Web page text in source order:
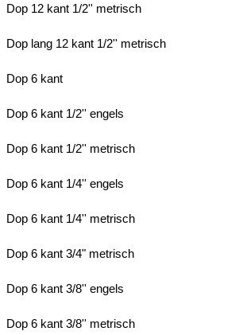
Dop 12 kant 1/2'' metrisch
Dop lang 12 kant 1/2'' metrisch
Dop 6 kant
Dop 6 kant 1/2'' engels
Dop 6 kant 1/2'' metrisch
Dop 6 kant 1/4'' engels
Dop 6 kant 1/4'' metrisch
Dop 6 kant 3/4" metrisch
Dop 6 kant 3/8'' engels
Dop 6 kant 3/8'' metrisch